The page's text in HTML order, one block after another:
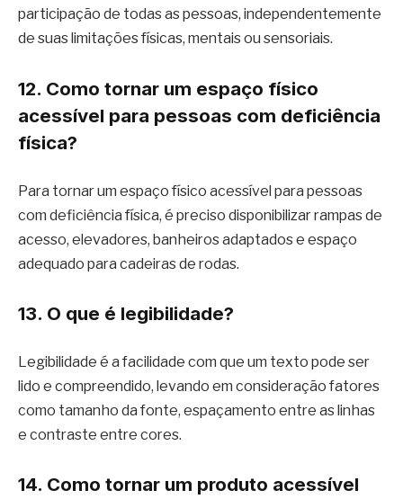
participação de todas as pessoas, independentemente
de suas limitações físicas, mentais ou sensoriais.
12. Como tornar um espaço físico
acessível para pessoas com deficiência
física?
Para tornar um espaço físico acessível para pessoas
com deficiência física, é preciso disponibilizar rampas de
acesso, elevadores, banheiros adaptados e espaço
adequado para cadeiras de rodas.
13. O que é legibilidade?
Legibilidade é a facilidade com que um texto pode ser
lido e compreendido, levando em consideração fatores
como tamanho da fonte, espaçamento entre as linhas
e contraste entre cores.
14. Como tornar um produto acessível